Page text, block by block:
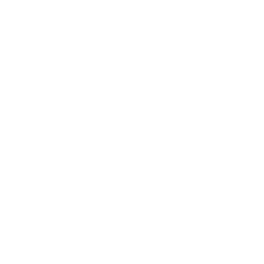
strain sequencing projectで解読
づいた酵母株一覧